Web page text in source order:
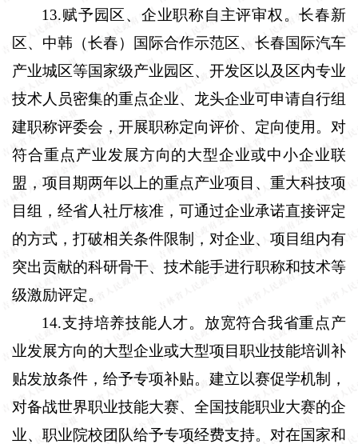
13.赋予园区、企业职称自主评审权。长春新
区、中韩（长春）国际合作示范区、长春国际汽车
产业城区等国家级产业园区、开发区以及区内专业
技术人员密集的重点企业、龙头企业可申请自行组
建职称评委会，开展职称定向评价、定向使用。对
符合重点产业发展方向的大型企业或中小企业联
盟，项目期两年以上的重点产业项目、重大科技项
目组，经省人社厅核准，可通过企业承诺直接评定
的方式，打破相关条件限制，对企业、项目组内有
突出贡献的科研骨干、技术能手进行职称和技术等
级激励评定。
14.支持培养技能人才。 放宽符合我省重点产
业发展方向的大型企业或大型项目职业技能培训补
贴发放条件，给予专项补贴。建立以赛促学机制，
对备战世界职业技能大赛、全国技能职业大赛的企
业、职业院校团队给予专项经费支持。对在国家和